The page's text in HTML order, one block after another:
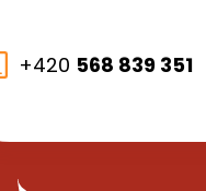
+420 568 839 351